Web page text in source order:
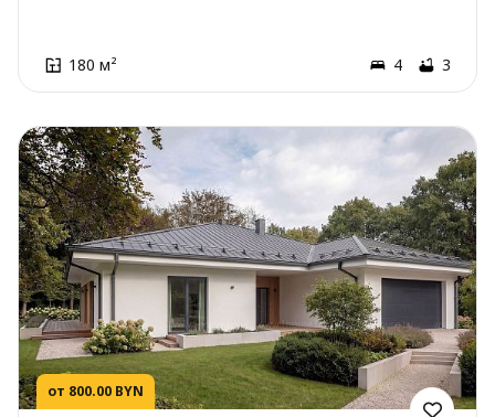
180 м² 4 3
от 800.00 BYN